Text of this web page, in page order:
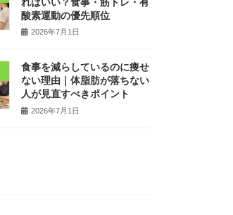
酸素運動の優先順位
2026年7月1日
食事を減らしているのに痩せ
ない理由｜体脂肪が落ちない
人が見直すべきポイント
2026年7月1日